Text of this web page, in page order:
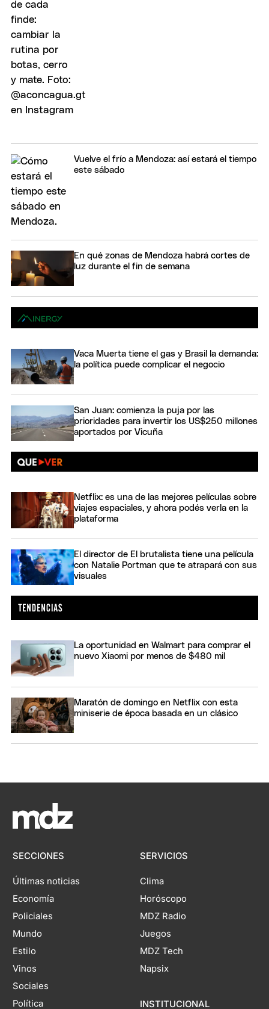
Vuelve el frío a Mendoza: así estará el tiempo
este sábado
En qué zonas de Mendoza habrá cortes de
luz durante el fin de semana
Vaca Muerta tiene el gas y Brasil la demanda:
la política puede complicar el negocio
San Juan: comienza la puja por las
prioridades para invertir los US$250 millones
aportados por Vicuña
Netflix: es una de las mejores películas sobre
viajes espaciales, y ahora podés verla en la
plataforma
El director de El brutalista tiene una película
con Natalie Portman que te atrapará con sus
visuales
La oportunidad en Walmart para comprar el
nuevo Xiaomi por menos de $480 mil
Maratón de domingo en Netflix con esta
miniserie de época basada en un clásico
SECCIONES
Últimas noticias
Economía
Policiales
Mundo
Estilo
Vinos
Sociales
Política
SERVICIOS
Clima
Horóscopo
MDZ Radio
Juegos
MDZ Tech
Napsix
INSTITUCIONAL